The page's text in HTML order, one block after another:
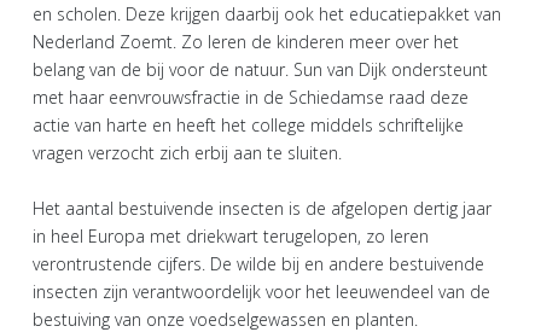
en scholen. Deze krijgen daarbij ook het educatiepakket van
Nederland Zoemt. Zo leren de kinderen meer over het
belang van de bij voor de natuur. Sun van Dijk ondersteunt
met haar eenvrouwsfractie in de Schiedamse raad deze
actie van harte en heeft het college middels schriftelijke
vragen verzocht zich erbij aan te sluiten.
Het aantal bestuivende insecten is de afgelopen dertig jaar
in heel Europa met driekwart terugelopen, zo leren
verontrustende cijfers. De wilde bij en andere bestuivende
insecten zijn verantwoordelijk voor het leeuwendeel van de
bestuiving van onze voedselgewassen en planten.